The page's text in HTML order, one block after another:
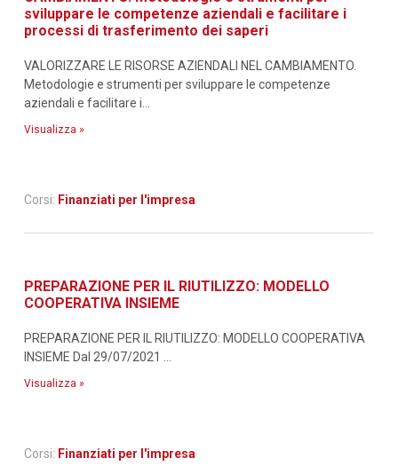
sviluppare le competenze aziendali e facilitare i
processi di trasferimento dei saperi
VALORIZZARE LE RISORSE AZIENDALI NEL CAMBIAMENTO.
Metodologie e strumenti per sviluppare le competenze
aziendali e facilitare i...
Visualizza »
Corsi: Finanziati per l'impresa
PREPARAZIONE PER IL RIUTILIZZO: MODELLO
COOPERATIVA INSIEME
PREPARAZIONE PER IL RIUTILIZZO: MODELLO COOPERATIVA
INSIEME Dal 29/07/2021 ...
Visualizza »
Corsi: Finanziati per l'impresa